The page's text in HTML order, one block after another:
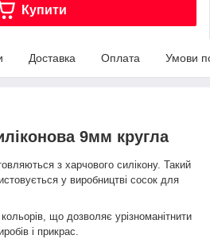
Купити
Доставка Оплата Умови
9мм кругла
з харчового силікону. Такий
у виробництві сосок для
що дозволяє урізноманітнити
і прикрас.